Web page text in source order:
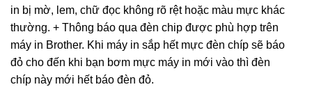
in bị mờ, lem, chữ đọc không rõ rệt hoặc màu mực khác
thường. + Thông báo qua đèn chip được phù hợp trên
máy in Brother. Khi máy in sắp hết mực đèn chíp sẽ báo
đỏ cho đến khi bạn bơm mực máy in mới vào thì đèn
chíp này mới hết báo đèn đỏ.